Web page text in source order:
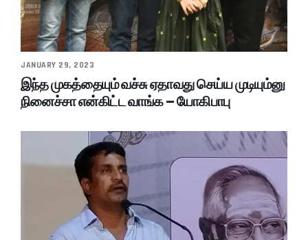
JANUARY 29, 2023
இந்த முகத்தையும் வச்சு ஏதாவது செய்ய முடியும்னு
நினைச்சா என்கிட்ட வாங்க – யோகிபாபு